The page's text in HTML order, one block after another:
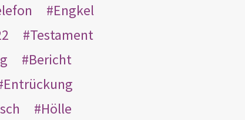
Engkel
Testament
Bericht
Entrückung
Hölle